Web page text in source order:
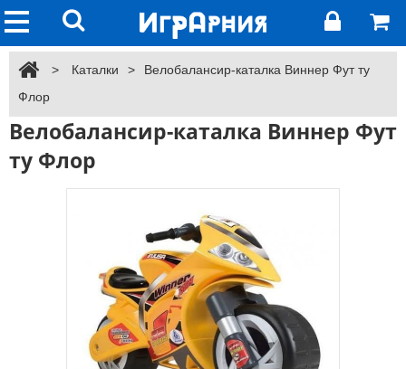
> Каталки >
Велобалансир-каталка Виннер Фут ту
Флор
Велобалансир-каталка Виннер Фут
ту Флор